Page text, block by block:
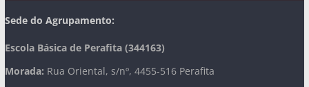
Sede do Agrupamento:
Escola Básica de Perafita (344163)
Morada: Rua Oriental, s/nº, 4455-516 Perafita